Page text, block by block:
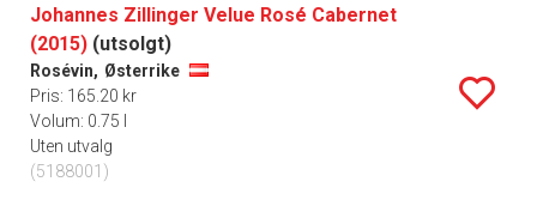
Johannes Zillinger Velue Rosé Cabernet
(2015) (utsolgt)
Rosévin, Østerrike
Pris: 165.20 kr
Volum: 0.75 l
Uten utvalg
(5188001)